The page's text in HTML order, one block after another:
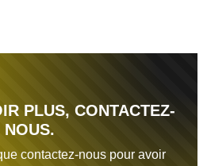
PLUS, CONTACTEZ-
NOUS.
contactez-nous pour avoir